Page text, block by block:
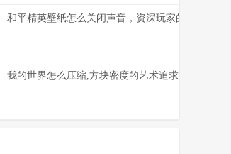
和平精英壁纸怎么关闭声音，资深玩家的静音美
我的世界怎么压缩,方块密度的艺术追求